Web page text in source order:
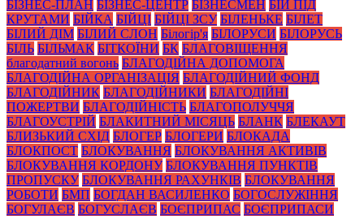
БІЗНЕС-ПЛАН БІЗНЕС-ЦЕНТР БІЗНЕСМЕН БІЙ ПІД
КРУТАМИ БІЙКА БІЙЦІ БІЙЦІ ЗСУ БІЛЕНЬКЕ БІЛЕТ
БІЛИЙ ДІМ БІЛИЙ СЛОН Білогір'я БІЛОРУСИ БІЛОРУСЬ
БІЛЬ БІЛЬМАК БІТКОЇНИ БК БЛАГОВІЩЕННЯ
благодатний вогонь БЛАГОДІЙНА ДОПОМОГА
БЛАГОДІЙНА ОРГАНІЗАЦІЯ БЛАГОДІЙНИЙ ФОНД
БЛАГОДІЙНИК БЛАГОДІЙНИКИ БЛАГОДІЙНІ
ПОЖЕРТВИ БЛАГОДІЙНІСТЬ БЛАГОПОЛУЧЧЯ
БЛАГОУСТРІЙ БЛАКИТНИЙ МІСЯЦЬ БЛАНК БЛЕКАУТ
БЛИЗЬКИЙ СХІД БЛОГЕР БЛОГЕРИ БЛОКАДА
БЛОКПОСТ БЛОКУВАННЯ БЛОКУВАННЯ АКТИВІВ
БЛОКУВАННЯ КОРДОНУ БЛОКУВАННЯ ПУНКТІВ
ПРОПУСКУ БЛОКУВАННЯ РАХУНКІВ БЛОКУВАННЯ
РОБОТИ БМП БОГДАН ВАСИЛЕНКО БОГОСЛУЖІННЯ
БОГУЛАЄВ БОГУСЛАЄВ БОЄПРИПАС БОЄПРИПАСИ